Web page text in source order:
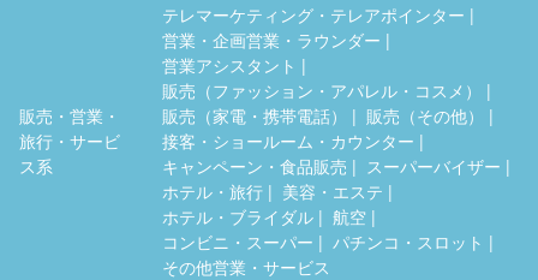
販売・営業・
旅行・サービ
ス系
テレマーケティング・テレアポインター
営業・企画営業・ラウンダー
営業アシスタント
販売（ファッション・アパレル・コスメ）
販売（家電・携帯電話）
販売（その他）
接客・ショールーム・カウンター
キャンペーン・食品販売
スーパーバイザー
ホテル・旅行
美容・エステ
ホテル・ブライダル
航空
コンビニ・スーパー
パチンコ・スロット
その他営業・サービス